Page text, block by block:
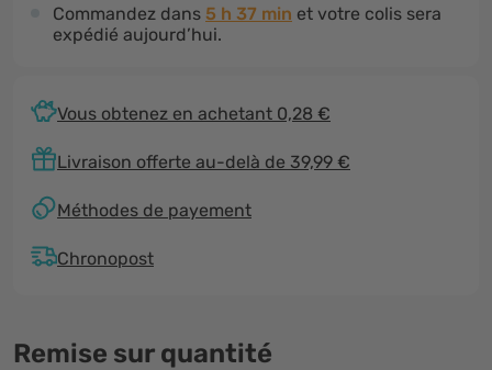
Commandez dans 5 h 37 min et votre colis sera
expédié aujourd’hui.
Vous obtenez en achetant 0,28 €
Livraison offerte au-delà de 39,99 €
Méthodes de payement
Chronopost
Remise sur quantité